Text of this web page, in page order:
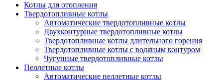
Котлы для отопления
Твердотопливные котлы
Автоматические твердотопливные котлы
Двухконтурные твердотопливные котлы
Твердотопливные котлы длительного горения
Твердотопливные котлы с водяным контуром
Чугунные твердотопливные котлы
Пеллетные котлы
Автоматические пеллетные котлы